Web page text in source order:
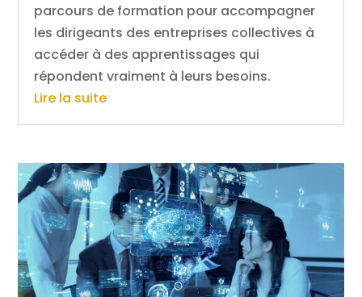
parcours de formation pour accompagner
les dirigeants des entreprises collectives à
accéder à des apprentissages qui
répondent vraiment à leurs besoins.
Lire la suite